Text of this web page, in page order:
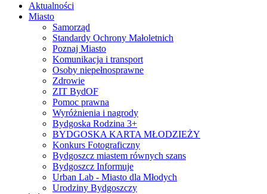
Aktualności
Miasto
Samorząd
Standardy Ochrony Małoletnich
Poznaj Miasto
Komunikacja i transport
Osoby niepełnosprawne
Zdrowie
ZIT BydOF
Pomoc prawna
Wyróżnienia i nagrody
Bydgoska Rodzina 3+
BYDGOSKA KARTA MŁODZIEŻY
Konkurs Fotograficzny
Bydgoszcz miastem równych szans
Bydgoszcz Informuje
Urban Lab - Miasto dla Młodych
Urodziny Bydgoszczy